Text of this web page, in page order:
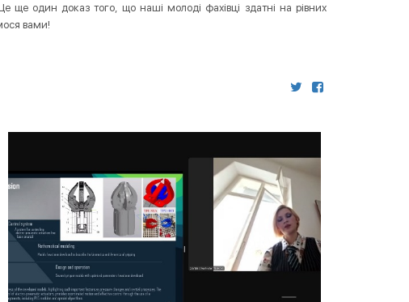
один доказ того, що наші молоді фахівці здатні на рівних
вами!